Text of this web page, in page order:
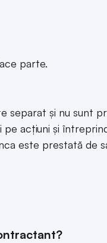
parte.
separat și nu sunt
acțiuni și
este prestată de